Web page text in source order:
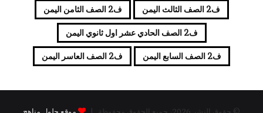
ف2 الصف الثالث اليمن ف2 الصف الثامن اليمن
ف2 الصف الحادي عشر اول ثانوي اليمن
ف2 الصف السابع اليمن ف2 الصف العاسر اليمن